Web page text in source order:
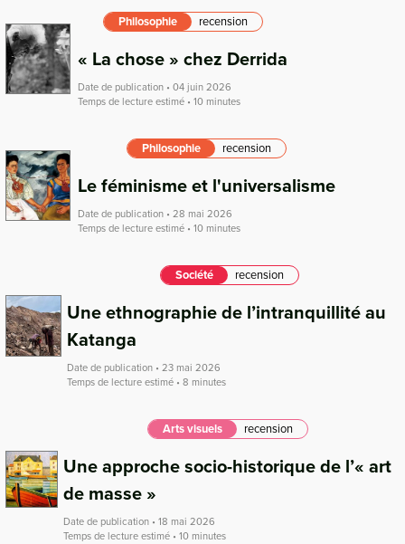
Philosophie recension
« La chose » chez Derrida
Date de publication • 04 juin 2026
Temps de lecture estimé • 10 minutes
Philosophie recension
Le féminisme et l'universalisme
Date de publication • 28 mai 2026
Temps de lecture estimé • 10 minutes
Société recension
Une ethnographie de l’intranquillité au
Katanga
Date de publication • 23 mai 2026
Temps de lecture estimé • 8 minutes
Arts visuels recension
Une approche socio-historique de l’« art
de masse »
Date de publication • 18 mai 2026
Temps de lecture estimé • 10 minutes